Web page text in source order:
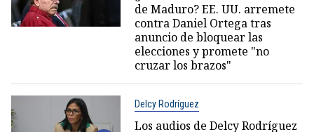
de Maduro? EE. UU. arremete
contra Daniel Ortega tras
anuncio de bloquear las
elecciones y promete "no
cruzar los brazos"
Delcy Rodríguez
Los audios de Delcy Rodríguez